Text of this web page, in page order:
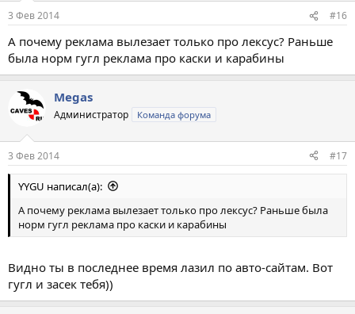
3 Фев 2014 #16
А почему реклама вылезает только про лексус? Раньше
была норм гугл реклама про каски и карабины
Megas
Администратор Команда форума
3 Фев 2014 #17
YYGU написал(а):
А почему реклама вылезает только про лексус? Раньше была
норм гугл реклама про каски и карабины
Видно ты в последнее время лазил по авто-сайтам. Вот
гугл и засек тебя))